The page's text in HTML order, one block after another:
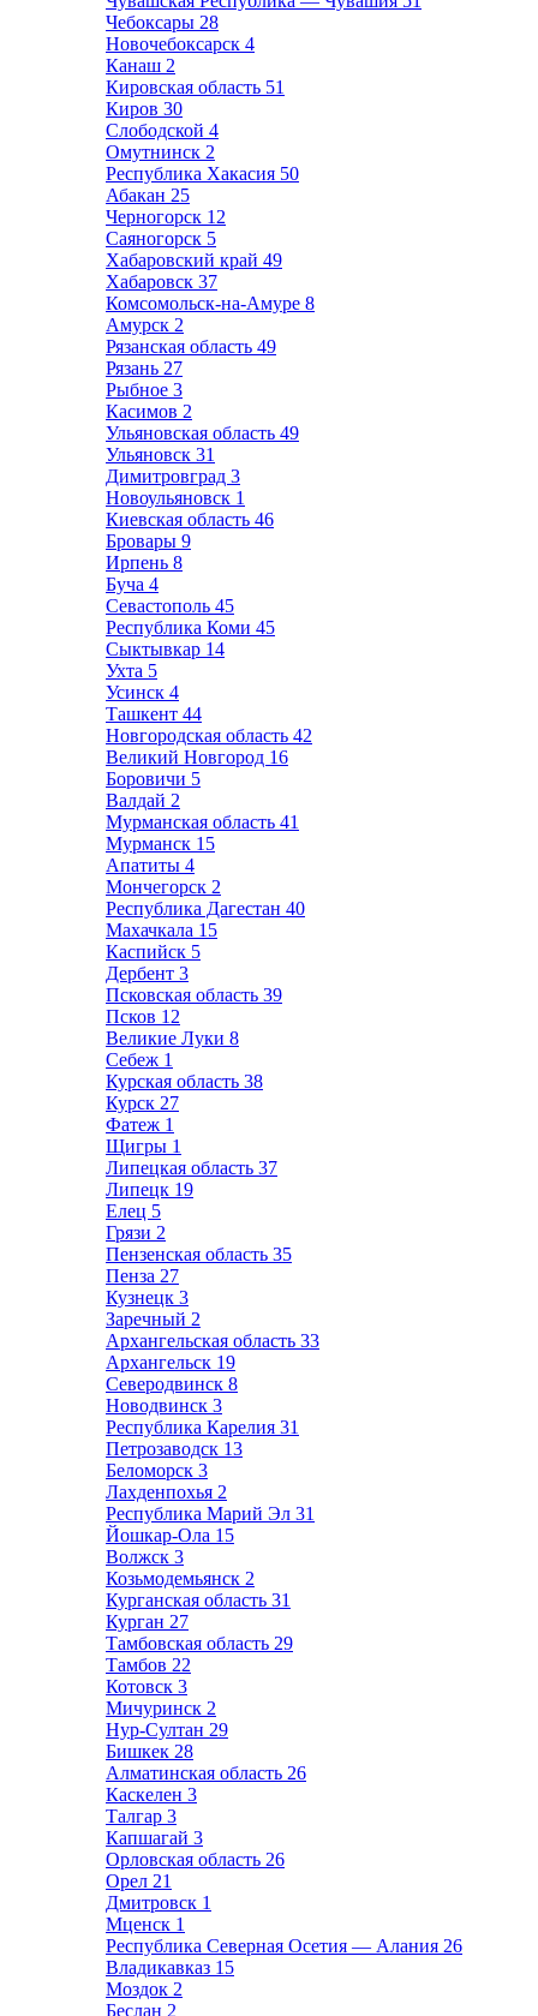
Чебоксары 28
Новочебоксарск 4
Канаш 2
Кировская область 51
Киров 30
Слободской 4
Омутнинск 2
Республика Хакасия 50
Абакан 25
Черногорск 12
Саяногорск 5
Хабаровский край 49
Хабаровск 37
Комсомольск-на-Амуре 8
Амурск 2
Рязанская область 49
Рязань 27
Рыбное 3
Касимов 2
Ульяновская область 49
Ульяновск 31
Димитровград 3
Новоульяновск 1
Киевская область 46
Бровары 9
Ирпень 8
Буча 4
Севастополь 45
Республика Коми 45
Сыктывкар 14
Ухта 5
Усинск 4
Ташкент 44
Новгородская область 42
Великий Новгород 16
Боровичи 5
Валдай 2
Мурманская область 41
Мурманск 15
Апатиты 4
Мончегорск 2
Республика Дагестан 40
Махачкала 15
Каспийск 5
Дербент 3
Псковская область 39
Псков 12
Великие Луки 8
Себеж 1
Курская область 38
Курск 27
Фатеж 1
Щигры 1
Липецкая область 37
Липецк 19
Елец 5
Грязи 2
Пензенская область 35
Пенза 27
Кузнецк 3
Заречный 2
Архангельская область 33
Архангельск 19
Северодвинск 8
Новодвинск 3
Республика Карелия 31
Петрозаводск 13
Беломорск 3
Лахденпохья 2
Республика Марий Эл 31
Йошкар-Ола 15
Волжск 3
Козьмодемьянск 2
Курганская область 31
Курган 27
Тамбовская область 29
Тамбов 22
Котовск 3
Мичуринск 2
Нур-Султан 29
Бишкек 28
Алматинская область 26
Каскелен 3
Талгар 3
Капшагай 3
Орловская область 26
Орел 21
Дмитровск 1
Мценск 1
Республика Северная Осетия — Алания 26
Владикавказ 15
Моздок 2
Беслан 2